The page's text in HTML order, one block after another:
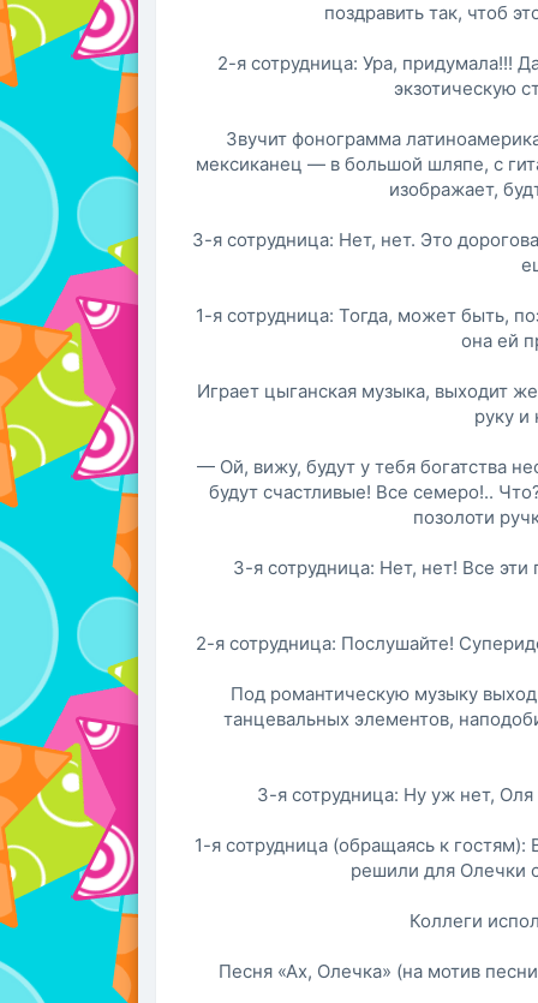
поздравить так, чтоб
2-я сотрудница: Ура, придумала!!!
экзотическую
Звучит фонограмма
мексиканец — в большой шляпе, с
изображает,
3-я сотрудница: Нет, нет. Это
1-я сотрудница: Тогда, может быть,
она ей
Играет цыганская музыка, выходит
руку и
— Ой, вижу, будут у тебя богатства
будут счастливые! Все семеро!..
позолоти
3-я сотрудница: Нет, нет! Все
2-я сотрудница: Послушайте!
Под романтическую музыку
танцевальных элементов,
3-я сотрудница: Ну уж нет,
1-я сотрудница (обращаясь к
решили для Олечки
Коллеги
Песня «Ах, Олечка» (на мотив